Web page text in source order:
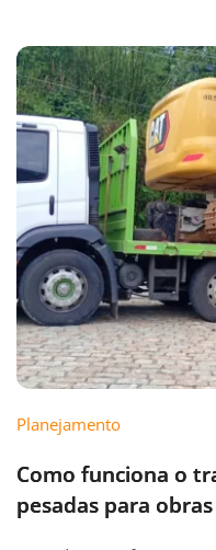
Planejamento
Como funciona o
pesadas para obras